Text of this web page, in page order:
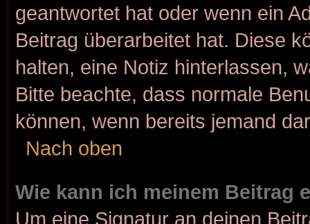
geantwortet hat oder wenn ein
Beitrag überarbeitet hat. Diese
halten, eine Notiz hinterlassen,
Bitte beachte, dass normale
können, wenn bereits jemand
Nach oben
Wie kann ich meinem Beitrag
Um eine Signatur an deinen